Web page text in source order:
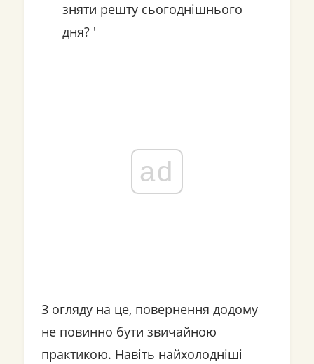
зняти решту сьогоднішнього
дня? '
ad
З огляду на це, повернення додому
не повинно бути звичайною
практикою. Навіть найхолодніші